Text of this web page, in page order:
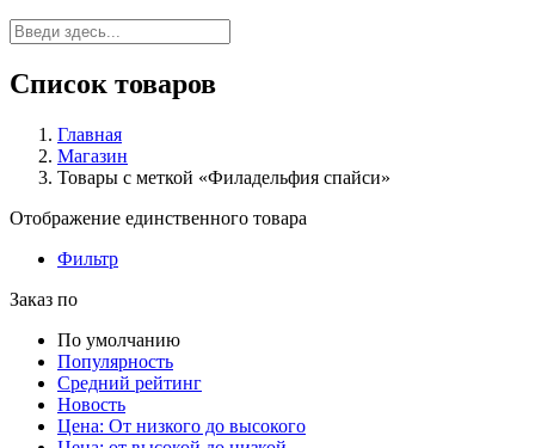
Список товаров
Главная
Магазин
Товары с меткой «Филадельфия спайси»
Отображение единственного товара
Фильтр
Заказ по
По умолчанию
Популярность
Средний рейтинг
Новость
Цена: От низкого до высокого